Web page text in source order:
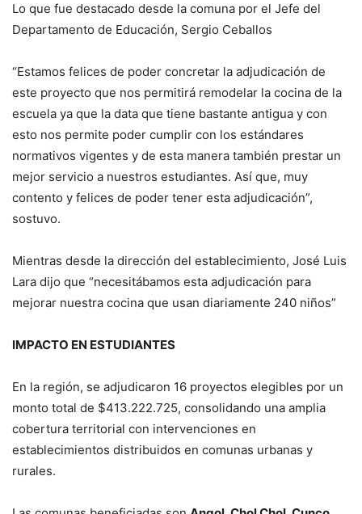
Lo que fue destacado desde la comuna por el Jefe del
Departamento de Educación, Sergio Ceballos
“Estamos felices de poder concretar la adjudicación de
este proyecto que nos permitirá remodelar la cocina de la
escuela ya que la data que tiene bastante antigua y con
esto nos permite poder cumplir con los estándares
normativos vigentes y de esta manera también prestar un
mejor servicio a nuestros estudiantes. Así que, muy
contento y felices de poder tener esta adjudicación”,
sostuvo.
Mientras desde la dirección del establecimiento, José Luis
Lara dijo que “necesitábamos esta adjudicación para
mejorar nuestra cocina que usan diariamente 240 niños”
IMPACTO EN ESTUDIANTES
En la región, se adjudicaron 16 proyectos elegibles por un
monto total de $413.222.725, consolidando una amplia
cobertura territorial con intervenciones en
establecimientos distribuidos en comunas urbanas y
rurales.